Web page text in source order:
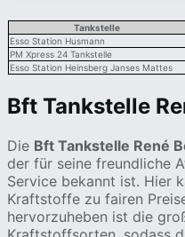
Tankstelle
Esso Station Husmann
PM Xpress 24 Tankstelle
Esso Station Heinsberg Janses Mattes
Bft Tankstelle
Die Bft Tankstelle René
der für seine freundliche
Service bekannt ist. Hier
Kraftstoffe zu fairen
hervorzuheben ist die